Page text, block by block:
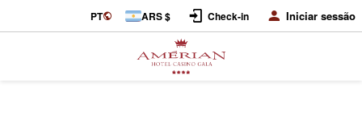
PT ARS $ Check-in Iniciar sessão